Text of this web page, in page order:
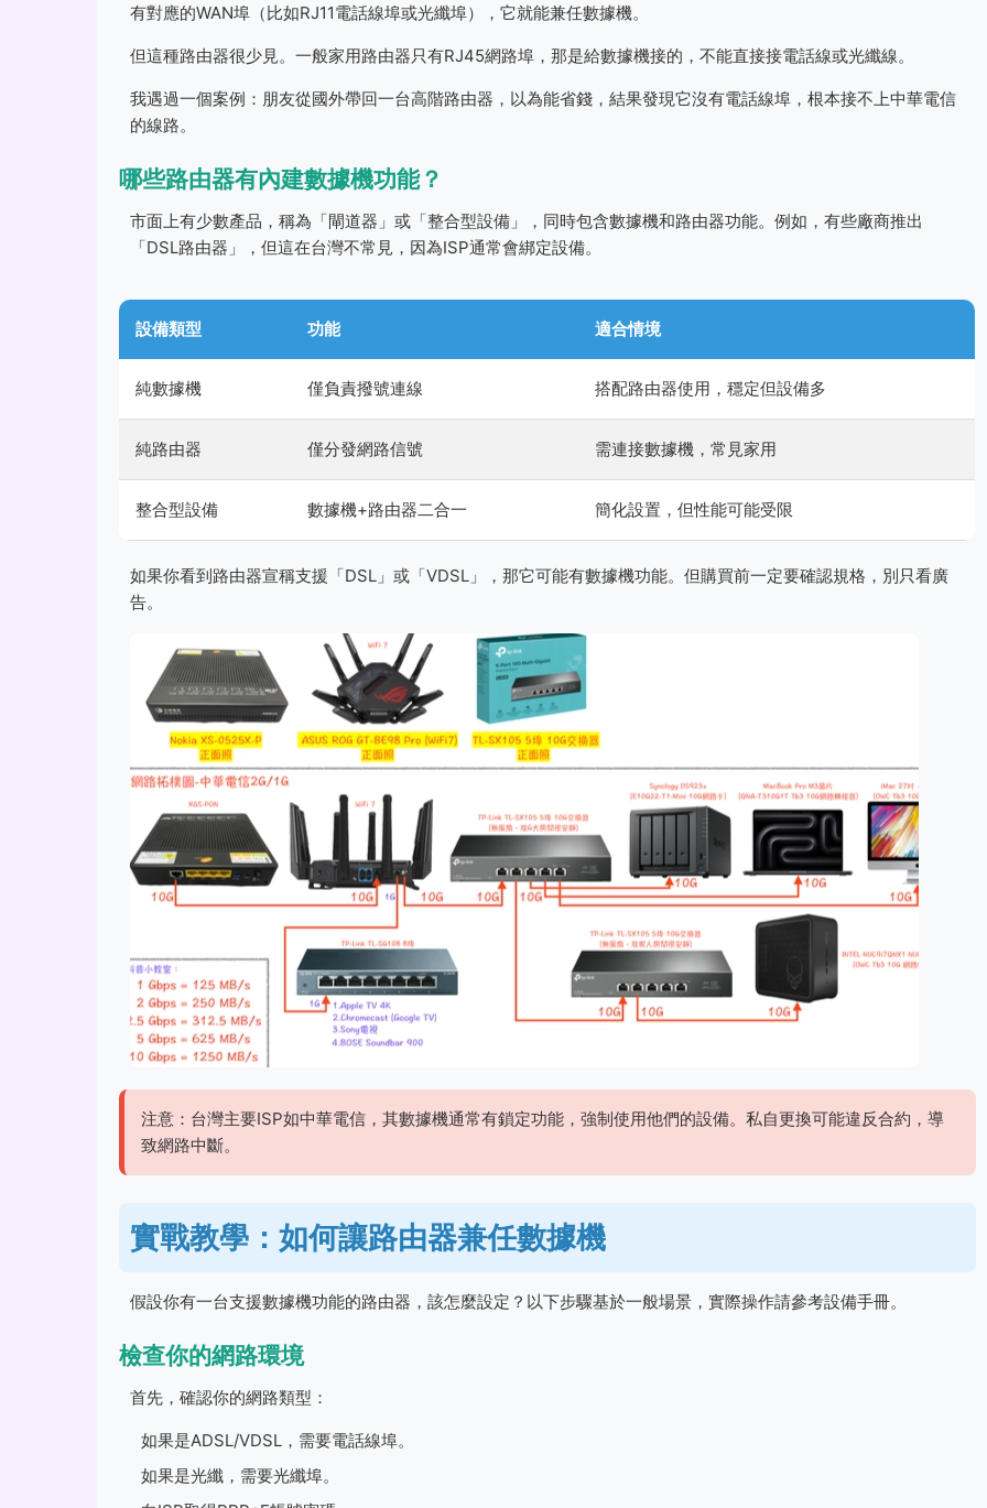
有對應的WAN埠（比如RJ11電話線埠或光纖埠），它就能兼任數據機。
但這種路由器很少見。一般家用路由器只有RJ45網路埠，那是給數據機接的，不能直接接電話線或光纖線。
我遇過一個案例：朋友從國外帶回一台高階路由器，以為能省錢，結果發現它沒有電話線埠，根本接不上中華電信
的線路。
哪些路由器有內建數據機功能？
市面上有少數產品，稱為「閘道器」或「整合型設備」，同時包含數據機和路由器功能。例如，有些廠商推出
「DSL路由器」，但這在台灣不常見，因為ISP通常會綁定設備。
設備類型 功能 適合情境
純數據機 僅負責撥號連線 搭配路由器使用，穩定但設備多
純路由器 僅分發網路信號 需連接數據機，常見家用
整合型設備 數據機+路由器二合一 簡化設置，但性能可能受限
如果你看到路由器宣稱支援「DSL」或「VDSL」，那它可能有數據機功能。但購買前一定要確認規格，別只看廣
告。
注意：台灣主要ISP如中華電信，其數據機通常有鎖定功能，強制使用他們的設備。私自更換可能違反合約，導
致網路中斷。
實戰教學：如何讓路由器兼任數據機
假設你有一台支援數據機功能的路由器，該怎麼設定？以下步驟基於一般場景，實際操作請參考設備手冊。
檢查你的網路環境
首先，確認你的網路類型：
如果是ADSL/VDSL，需要電話線埠。
如果是光纖，需要光纖埠。